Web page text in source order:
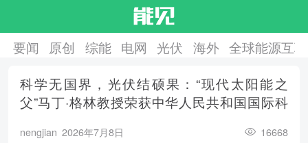
要闻 原创 综能 电网 光伏 海外 全球能源互
科学无国界，光伏结硕果：“现代太阳能之
父”马丁·格林教授荣获中华人民共和国国际科
nengjian 2026年7月8日 16668